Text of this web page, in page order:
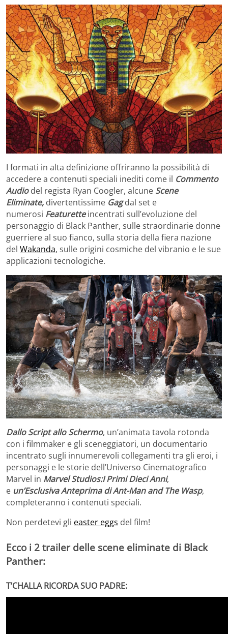
I formati in alta definizione offriranno la possibilità di
accedere a contenuti speciali inediti come il Commento
Audiodel regista Ryan Coogler, alcune Scene
Eliminate, divertentissime Gagdal set e
numerosi Featuretteincentrati sull’evoluzione del
personaggio di Black Panther, sulle straordinarie donne
guerriere al suo fianco, sulla storia della fiera nazione
del Wakanda, sulle origini cosmiche del vibranio e le sue
applicazioni tecnologiche.
Dallo Script allo Schermo, un’animata tavola rotonda
con i filmmaker e gli sceneggiatori, un documentario
incentrato sugli innumerevoli collegamenti tra gli eroi, i
personaggi e le storie dell’Universo Cinematografico
Marvel in Marvel Studios:I Primi Dieci Anni,
e un’Esclusiva Anteprima di Ant-Man and The Wasp,
completeranno i contenuti speciali.
Non perdetevi gli easter eggs del film!
Ecco i 2 trailer delle scene eliminate di Black
Panther:
T’CHALLA RICORDA SUO PADRE: